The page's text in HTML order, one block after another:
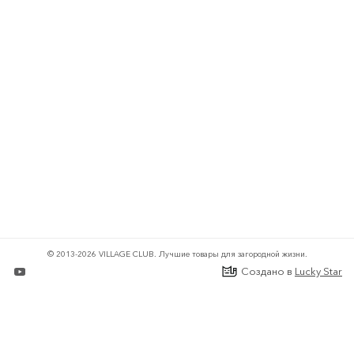
© 2013-2026 VILLAGE CLUB. Лучшие товары для загородной жизни.
Создано в Lucky Star